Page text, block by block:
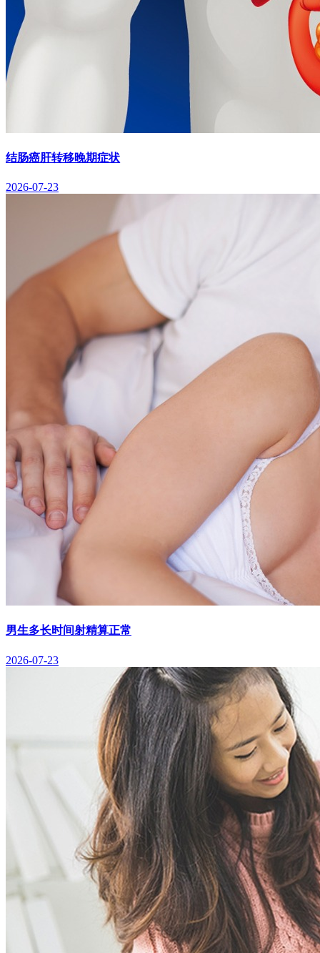
结肠癌肝转移晚期症状
2026-07-23
男生多长时间射精算正常
2026-07-23